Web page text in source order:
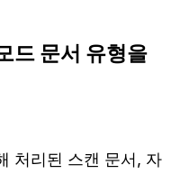
드 문서 유형을
처리된 스캔 문서, 자